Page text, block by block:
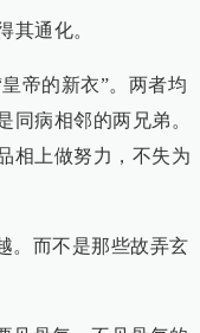
其通化。
帝的新衣”。两者均
同病相邻的两兄弟。
相上做努力，不失为
。而不是那些故弄玄